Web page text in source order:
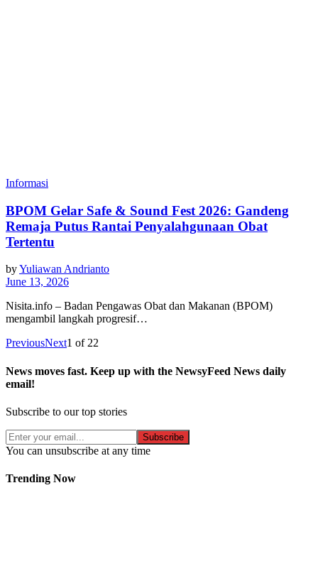
Informasi
BPOM Gelar Safe & Sound Fest 2026: Gandeng
Remaja Putus Rantai Penyalahgunaan Obat
Tertentu
byYuliawan Andrianto
June 13, 2026
Nisita.info – Badan Pengawas Obat dan Makanan (BPOM)
mengambil langkah progresif…
PreviousNext1 of 22
News moves fast. Keep up with the NewsyFeed News daily
email!
Subscribe to our top stories
Subscribe
You can unsubscribe at any time
Trending Now